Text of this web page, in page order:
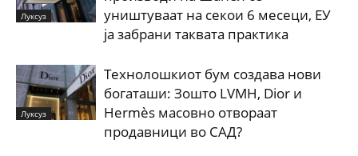
Луксуз
уништуваат на секои 6 месеци, ЕУ
ја забрани таквата практика
Луксуз
Технолошкиот бум создава нови
богаташи: Зошто LVMH, Dior и
Hermès масовно отвораат
продавници во САД?